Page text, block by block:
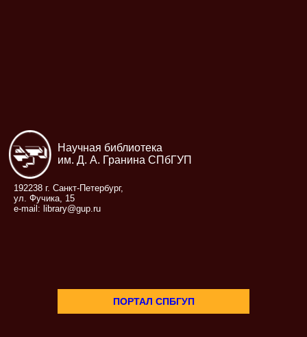
Научная библиотека
им. Д. А. Гранина СПбГУП
ПОРТАЛ СПБГУП
192238 г. Санкт-Петербург,
ул. Фучика, 15
e-mail: library@gup.ru